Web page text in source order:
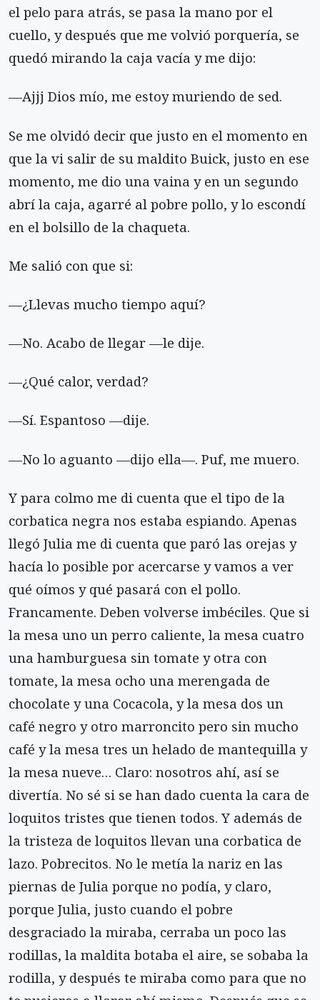
el pelo para atrás, se pasa la mano por el
cuello, y después que me volvió porquería, se
quedó mirando la caja vacía y me dijo:
—Ajjj Dios mío, me estoy muriendo de sed.
Se me olvidó decir que justo en el momento en
que la vi salir de su maldito Buick, justo en ese
momento, me dio una vaina y en un segundo
abrí la caja, agarré al pobre pollo, y lo escondí
en el bolsillo de la chaqueta.
Me salió con que si:
—¿Llevas mucho tiempo aquí?
—No. Acabo de llegar —le dije.
—¿Qué calor, verdad?
—Sí. Espantoso —dije.
—No lo aguanto —dijo ella—. Puf, me muero.
Y para colmo me di cuenta que el tipo de la
corbatica negra nos estaba espiando. Apenas
llegó Julia me di cuenta que paró las orejas y
hacía lo posible por acercarse y vamos a ver
qué oímos y qué pasará con el pollo.
Francamente. Deben volverse imbéciles. Que si
la mesa uno un perro caliente, la mesa cuatro
una hamburguesa sin tomate y otra con
tomate, la mesa ocho una merengada de
chocolate y una Cocacola, y la mesa dos un
café negro y otro marroncito pero sin mucho
café y la mesa tres un helado de mantequilla y
la mesa nueve… Claro: nosotros ahí, así se
divertía. No sé si se han dado cuenta la cara de
loquitos tristes que tienen todos. Y además de
la tristeza de loquitos llevan una corbatica de
lazo. Pobrecitos. No le metía la nariz en las
piernas de Julia porque no podía, y claro,
porque Julia, justo cuando el pobre
desgraciado la miraba, cerraba un poco las
rodillas, la maldita botaba el aire, se sobaba la
rodilla, y después te miraba como para que no